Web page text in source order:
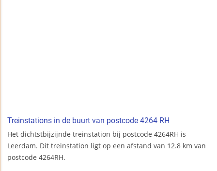
Treinstations in de buurt van postcode 4264 RH
Het dichtstbijzijnde treinstation bij postcode 4264RH is
Leerdam. Dit treinstation ligt op een afstand van 12.8 km van
postcode 4264RH.